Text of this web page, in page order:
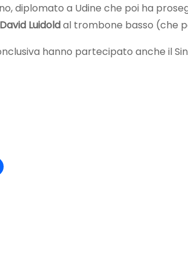
diplomato a Udine che poi ha
David Luidoldal trombone basso (che
hanno partecipato anche il